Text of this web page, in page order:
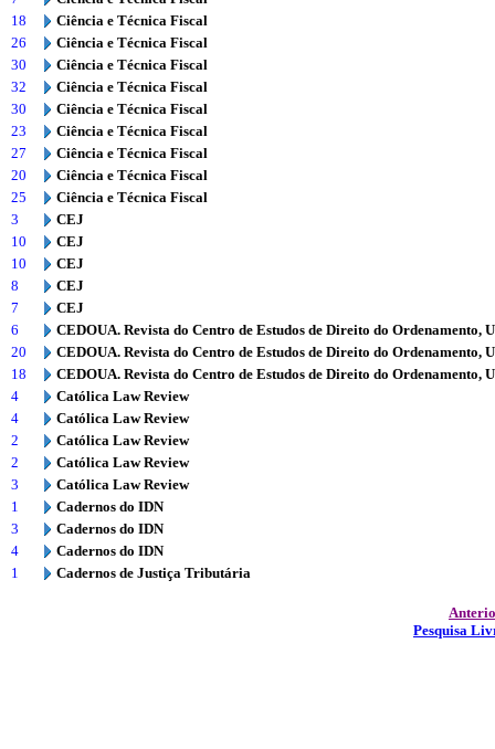
18
Ciência e Técnica Fiscal
26
Ciência e Técnica Fiscal
30
Ciência e Técnica Fiscal
32
Ciência e Técnica Fiscal
30
Ciência e Técnica Fiscal
23
Ciência e Técnica Fiscal
27
Ciência e Técnica Fiscal
20
Ciência e Técnica Fiscal
25
Ciência e Técnica Fiscal
3
CEJ
10
CEJ
10
CEJ
8
CEJ
7
CEJ
6
CEDOUA. Revista do Centro de Estudos de Direito do Ordenamento,
20
CEDOUA. Revista do Centro de Estudos de Direito do Ordenamento,
18
CEDOUA. Revista do Centro de Estudos de Direito do Ordenamento,
4
Católica Law Review
4
Católica Law Review
2
Católica Law Review
2
Católica Law Review
3
Católica Law Review
1
Cadernos do IDN
3
Cadernos do IDN
4
Cadernos do IDN
1
Cadernos de Justiça Tributária
Pesquisa